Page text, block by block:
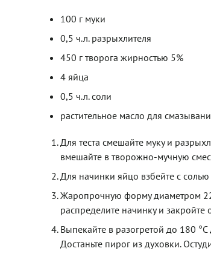
100 г муки
0,5 ч.л. разрыхлителя
450 г творога жирностью 5%
4 яйца
0,5 ч.л. соли
растительное масло для
Для теста смешайте муку и
вмешайте в творожно-мучную
Для начинки яйцо взбейте с
Жаропрочную форму диаметром
распределите начинку и закройте
Выпекайте в разогретой до 180
Достаньте пирог из духовки.